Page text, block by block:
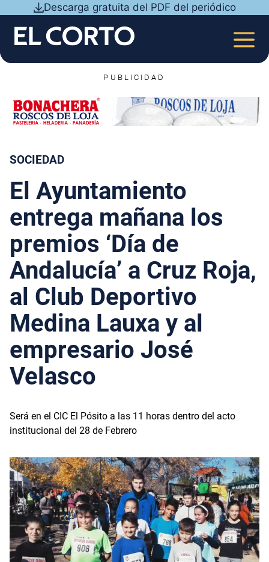
contenido
Descarga gratuita del PDF del periódico
PUBLICIDAD
SOCIEDAD
El Ayuntamiento
entrega mañana los
premios ‘Día de
Andalucía’ a Cruz Roja,
al Club Deportivo
Medina Lauxa y al
empresario José
Velasco
Será en el CIC El Pósito a las 11 horas dentro del acto
institucional del 28 de Febrero